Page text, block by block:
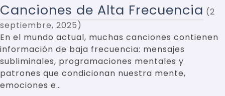
Canciones de Alta Frecuencia
2
septiembre, 2025
En el mundo actual, muchas canciones contienen
información de baja frecuencia: mensajes
subliminales, programaciones mentales y
patrones que condicionan nuestra mente,
emociones e…